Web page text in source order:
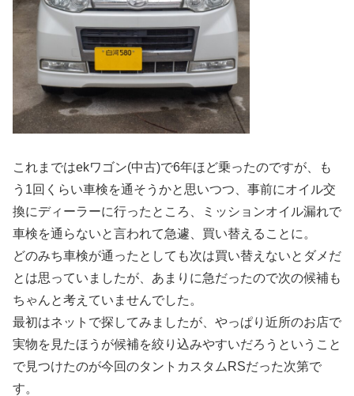
これまではekワゴン(中古)で6年ほど乗ったのですが、も
う1回くらい車検を通そうかと思いつつ、事前にオイル交
換にディーラーに行ったところ、ミッションオイル漏れで
車検を通らないと言われて急遽、買い替えることに。
どのみち車検が通ったとしても次は買い替えないとダメだ
とは思っていましたが、あまりに急だったので次の候補も
ちゃんと考えていませんでした。
最初はネットで探してみましたが、やっぱり近所のお店で
実物を見たほうが候補を絞り込みやすいだろうということ
で見つけたのが今回のタントカスタムRSだった次第で
す。